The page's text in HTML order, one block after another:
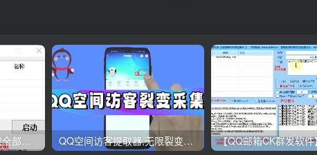
导出QQ好友数据，获取全部好友资料导出 QQ空间访客提取器,无限裂变采集协议软件,最新访客批量提取教程,轻松实现辅助引流!